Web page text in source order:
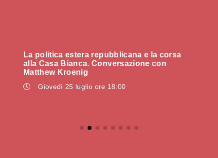
La politica estera repubblicana e la corsa
alla Casa Bianca. Conversazione con
Matthew Kroenig
Giovedì 25 luglio ore 18:00